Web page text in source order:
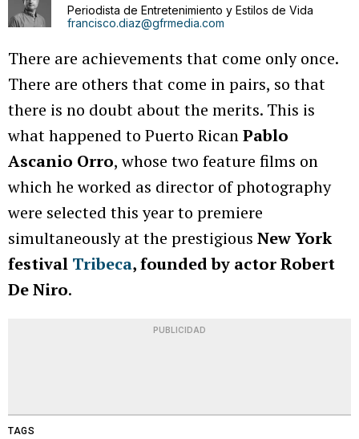
Periodista de Entretenimiento y Estilos de Vida
francisco.diaz@gfrmedia.com
There are achievements that come only once.
There are others that come in pairs, so that
there is no doubt about the merits. This is
what happened to Puerto RicanPablo
Ascanio Orro, whose two feature films on
which he worked as director of photography
were selected this year to premiere
simultaneously at the prestigious New York
festival Tribeca, founded by actor Robert
De Niro.
PUBLICIDAD
TAGS